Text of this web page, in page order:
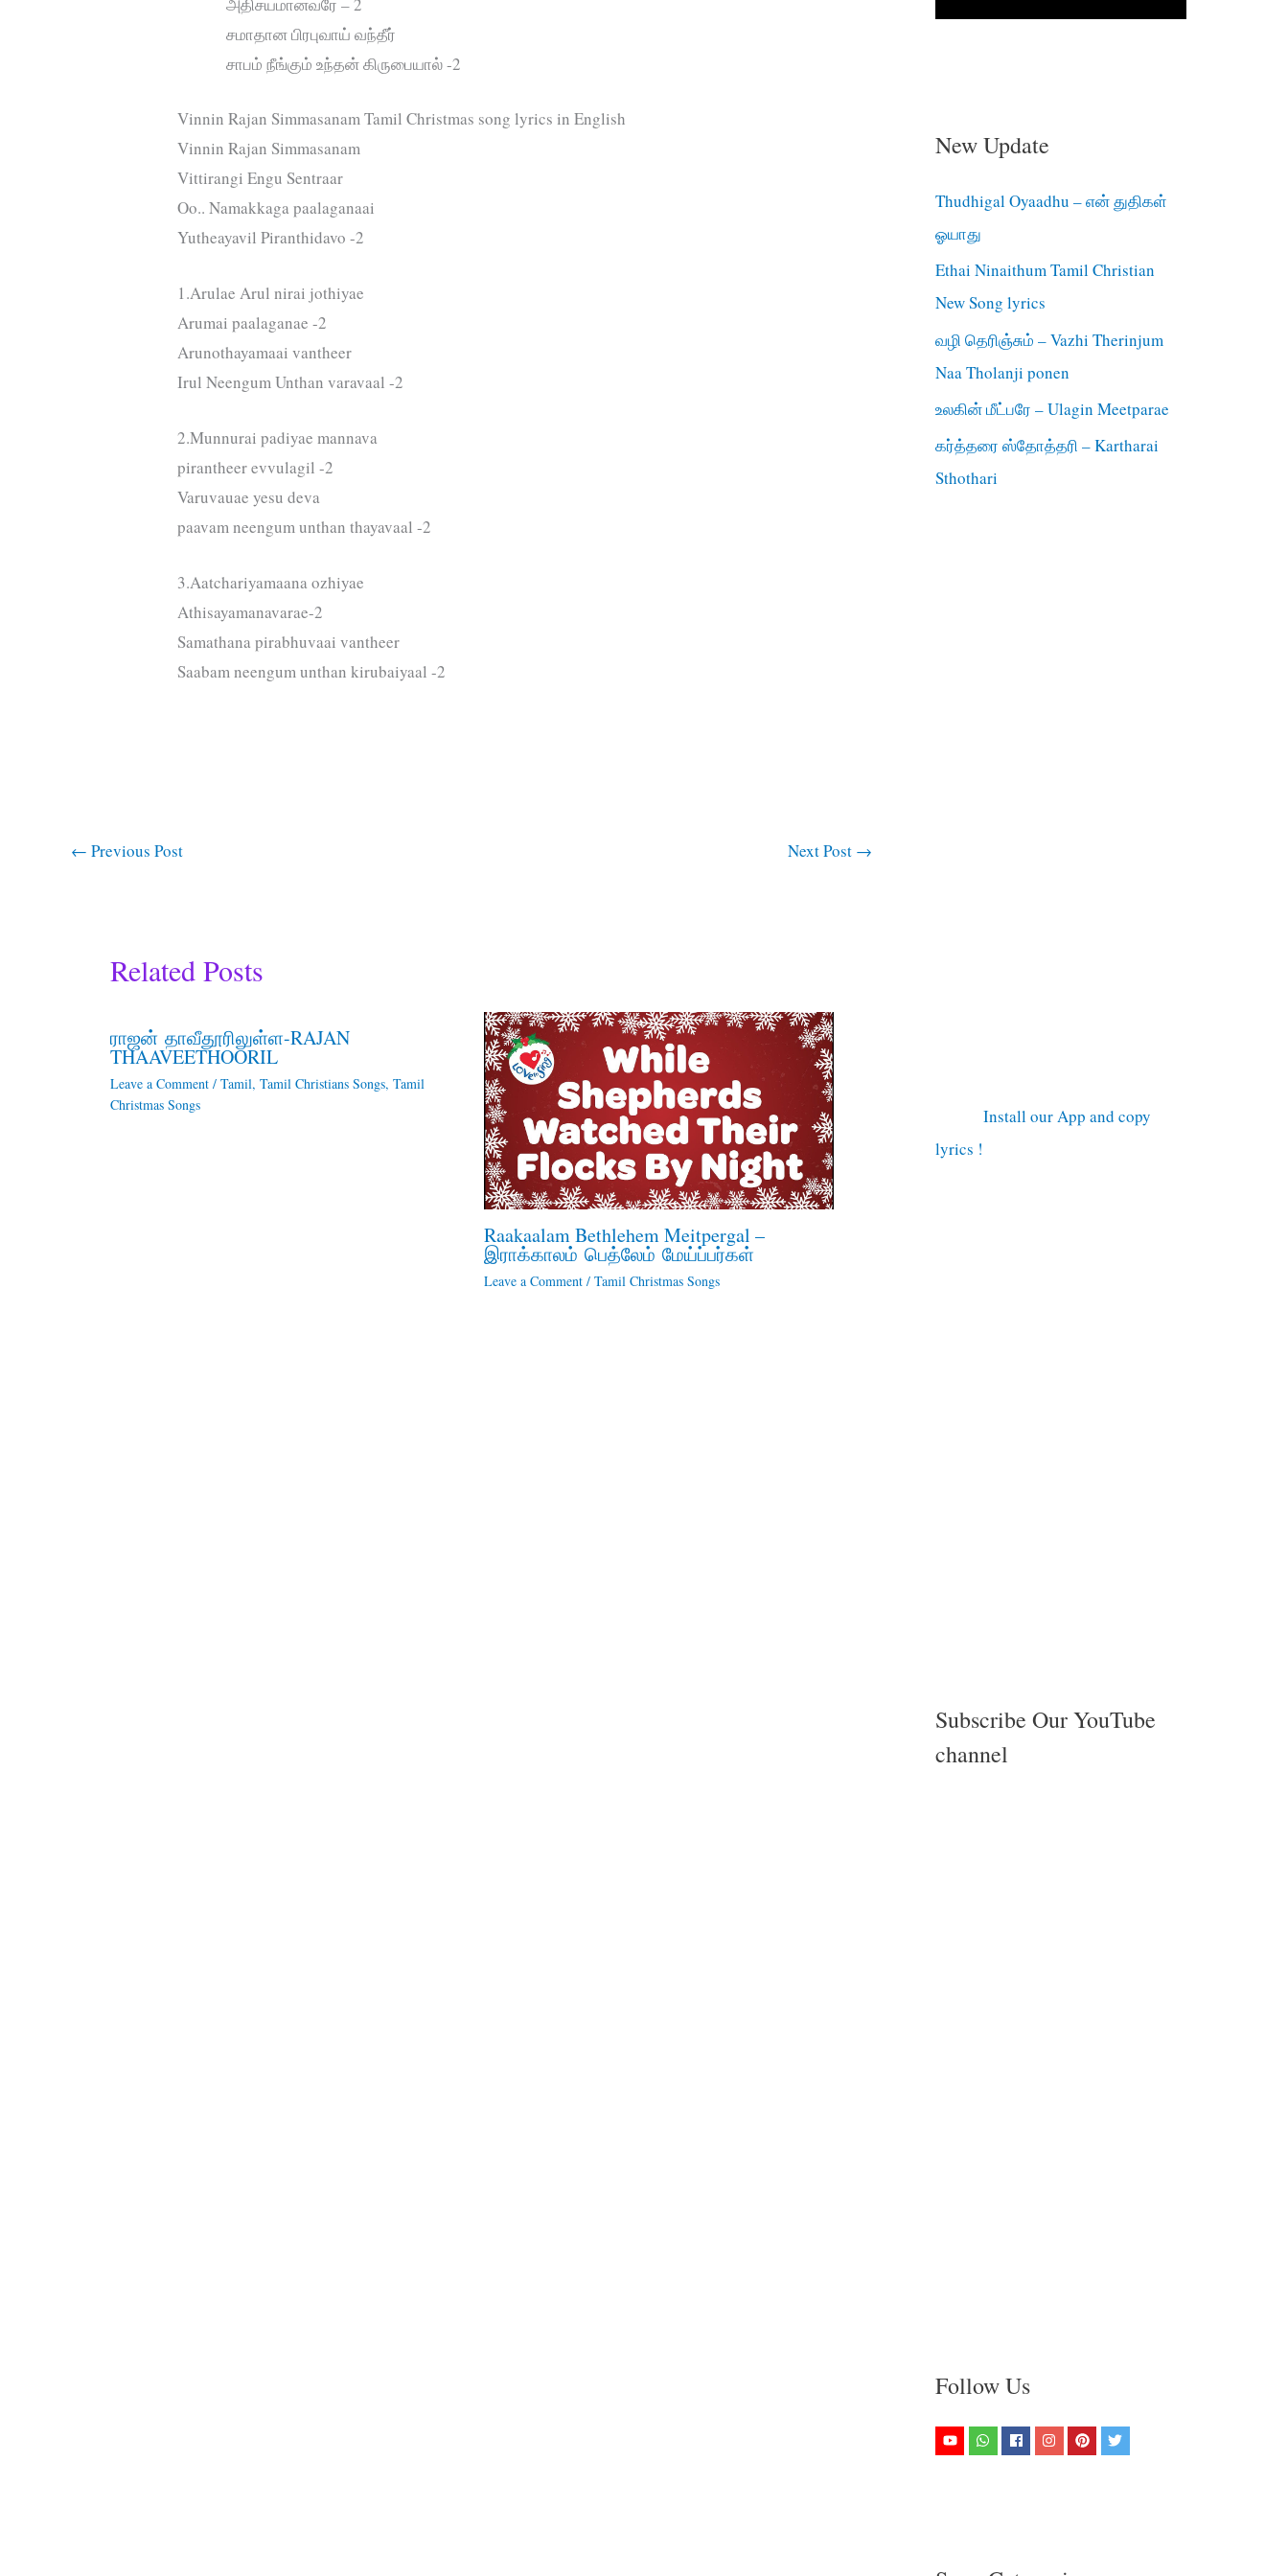
அதிசயமானவரே – 2
சமாதான பிரபுவாய் வந்தீர்
சாபம் நீங்கும் உந்தன் கிருபையால் -2
Vinnin Rajan Simmasanam Tamil Christmas song lyrics in English
Vinnin Rajan Simmasanam
Vittirangi Engu Sentraar
Oo.. Namakkaga paalaganaai
Yutheayavil Piranthidavo -2
1.Arulae Arul nirai jothiyae
Arumai paalaganae -2
Arunothayamaai vantheer
Irul Neengum Unthan varavaal -2
2.Munnurai padiyae mannava
pirantheer evvulagil -2
Varuvauae yesu deva
paavam neengum unthan thayavaal -2
3.Aatchariyamaana ozhiyae
Athisayamanavarae-2
Samathana pirabhuvaai vantheer
Saabam neengum unthan kirubaiyaal -2
← Previous Post Next Post →
Related Posts
ராஜன் தாவீதூரிலுள்ள-RAJAN
THAAVEETHOORIL
Leave a Comment / Tamil, Tamil Christians Songs, Tamil
Christmas Songs
Raakaalam Bethlehem Meitpergal –
இராக்காலம் பெத்லேம் மேய்ப்பர்கள்
Leave a Comment / Tamil Christmas Songs
New Update
Thudhigal Oyaadhu – என் துதிகள்
ஓயாது
Ethai Ninaithum Tamil Christian
New Song lyrics
வழி தெரிஞ்சும் – Vazhi Therinjum
Naa Tholanji ponen
உலகின் மீட்பரே – Ulagin Meetparae
கர்த்தரை ஸ்தோத்தரி – Kartharai
Sthothari
Install our App and copy
lyrics !
Subscribe Our YouTube
channel
Follow Us